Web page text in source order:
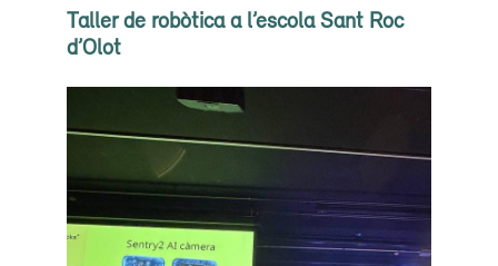
Taller de robòtica a l’escola Sant Roc
d’Olot